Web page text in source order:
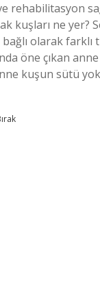
rehabilitasyon
kuşları ne yer?
olarak
öne çıkan
kuşun sütü